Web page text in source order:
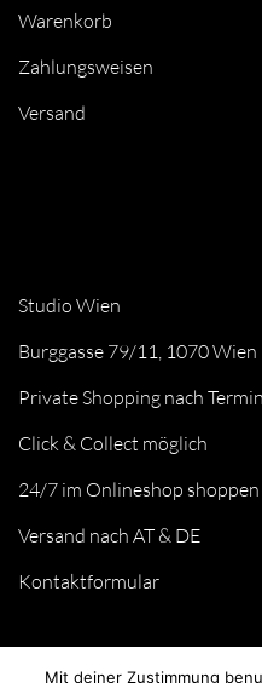
Warenkorb
Zahlungsweisen
Versand
Studio Wien
Burggasse 79/11, 1070 Wien
Private Shopping nach
Click & Collect möglich
24/7 im Onlineshop shoppen
Versand nach AT & DE
Kontaktformular
Mit deiner Zustimmung